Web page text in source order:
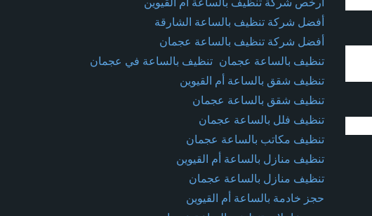
أفضل شركة تنظيف بالساعة الشارقة
أفضل شركة تنظيف بالساعة عجمان
تنظيف بالساعة عجمان تنظيف بالساعة في عجمان
تنظيف شقق بالساعة أم القيوين
تنظيف شقق بالساعة عجمان
تنظيف فلل بالساعة عجمان
تنظيف مكاتب بالساعة عجمان
تنظيف منازل بالساعة أم القيوين
تنظيف منازل بالساعة عجمان
حجز خادمة بالساعة أم القيوين